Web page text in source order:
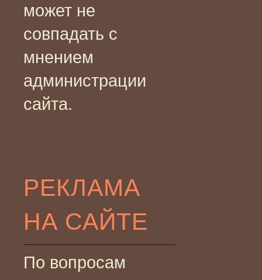
может не
совпадать с
мнением
администрации
сайта.
РЕКЛАМА
НА САЙТЕ
По вопросам